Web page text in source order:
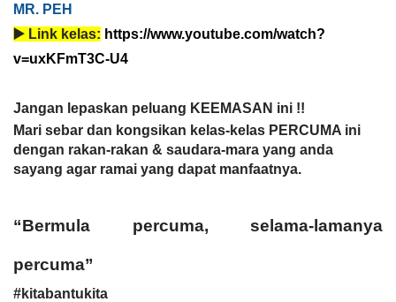
MR. PEH
▶️ Link kelas: https://www.youtube.com/watch?
v=uxKFmT3C-U4
Jangan lepaskan peluang KEEMASAN ini !!
Mari sebar dan kongsikan kelas-kelas PERCUMA ini
dengan rakan-rakan & saudara-mara yang anda
sayang agar ramai yang dapat manfaatnya.
“Bermula percuma, selama-lamanya
percuma”
#kitabantukita